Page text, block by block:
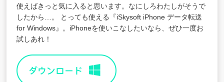
使えばきっと気に入ると思います。なにしろわたしがそうで
したから…。 とっても使える『iSkysoft iPhone データ転送
for Windows』。iPhoneを使いこなしたいなら、ぜひ一度お
試しあれ！